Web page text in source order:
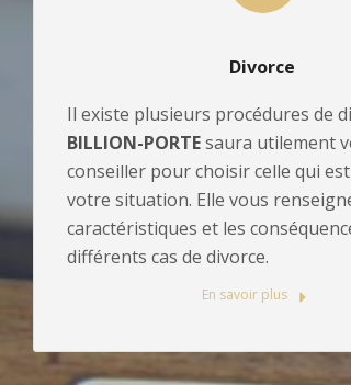
Divorce
Il existe plusieurs procédures de
BILLION-PORTEsaura utilement
conseiller pour choisir celle qui
votre situation. Elle vous
caractéristiques et les
différents cas de divorce.
En savoir plus